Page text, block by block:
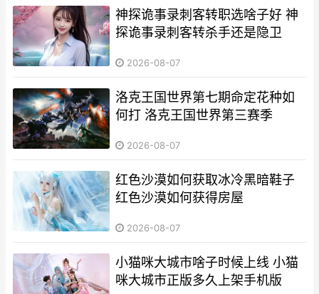
神探诡事录刺客转职选啥子好 神
探诡事录刺客转杀手还是隐卫
2026-08-07
洛克王国世界第七期命定花种如
何打 洛克王国世界第三赛季
2026-08-07
红色沙漠如何获取冰冷黑暗鞋子
红色沙漠如何获得房屋
2026-08-07
小猫咪大城市啥子时候上线 小猫
咪大城市正版多久上架手机版